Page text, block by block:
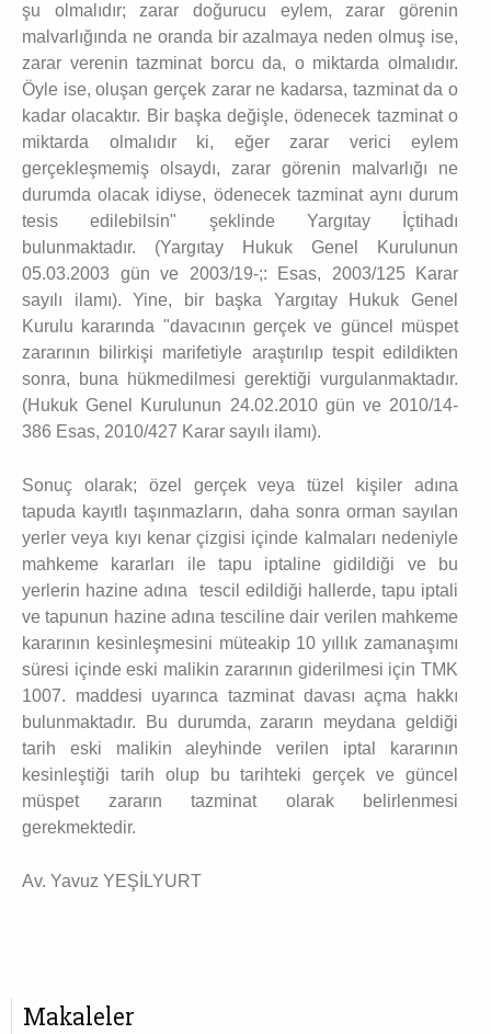
şu olmalıdır; zarar doğurucu eylem, zarar görenin
malvarlığında ne oranda bir azalmaya neden olmuş ise,
zarar verenin tazminat borcu da, o miktarda olmalıdır.
Öyle ise, oluşan gerçek zarar ne kadarsa, tazminat da o
kadar olacaktır. Bir başka değişle, ödenecek tazminat o
miktarda olmalıdır ki, eğer zarar verici eylem
gerçekleşmemiş olsaydı, zarar görenin malvarlığı ne
durumda olacak idiyse, ödenecek tazminat aynı durum
tesis edilebilsin" şeklinde Yargıtay İçtihadı
bulunmaktadır. (Yargıtay Hukuk Genel Kurulunun
05.03.2003 gün ve 2003/19-;: Esas, 2003/125 Karar
sayılı ilamı). Yine, bir başka Yargıtay Hukuk Genel
Kurulu kararında "davacının gerçek ve güncel müspet
zararının bilirkişi marifetiyle araştırılıp tespit edildikten
sonra, buna hükmedilmesi gerektiği vurgulanmaktadır.
(Hukuk Genel Kurulunun 24.02.2010 gün ve 2010/14-
386 Esas, 2010/427 Karar sayılı ilamı).
Sonuç olarak; özel gerçek veya tüzel kişiler adına
tapuda kayıtlı taşınmazların, daha sonra orman sayılan
yerler veya kıyı kenar çizgisi içinde kalmaları nedeniyle
mahkeme kararları ile tapu iptaline gidildiği ve bu
yerlerin hazine adına tescil edildiği hallerde, tapu iptali
ve tapunun hazine adına tesciline dair verilen mahkeme
kararının kesinleşmesini müteakip 10 yıllık zamanaşımı
süresi içinde eski malikin zararının giderilmesi için TMK
1007. maddesi uyarınca tazminat davası açma hakkı
bulunmaktadır. Bu durumda, zararın meydana geldiği
tarih eski malikin aleyhinde verilen iptal kararının
kesinleştiği tarih olup bu tarihteki gerçek ve güncel
müspet zararın tazminat olarak belirlenmesi
gerekmektedir.
Av. Yavuz YEŞİLYURT
Makaleler